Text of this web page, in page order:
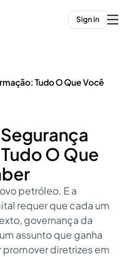
Sign in
Tudo O Que Você
O Que
petróleo. E a
requer que cada um
governança da
assunto que ganha
diretrizes em